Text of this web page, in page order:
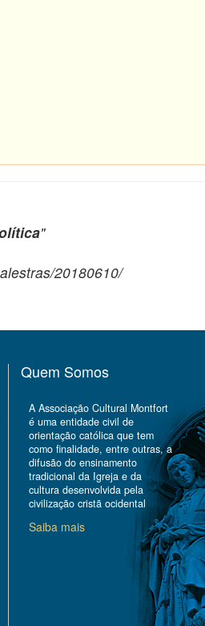
"
20180610/
Quem Somos
A Associação Cultural Montfort
é uma entidade civil de
orientação católica que tem
como finalidade, entre outras, a
difusão do ensinamento
tradicional da Igreja e da
cultura desenvolvida pela
civilização cristã ocidental
Saiba mais